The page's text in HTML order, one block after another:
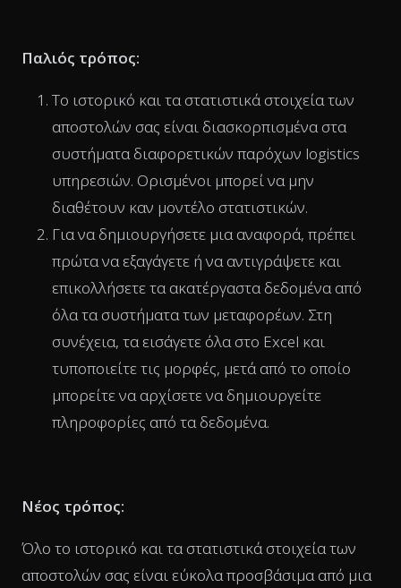
Παλιός τρόπος:
Το ιστορικό και τα στατιστικά στοιχεία των
αποστολών σας είναι διασκορπισμένα στα
συστήματα διαφορετικών παρόχων logistics
υπηρεσιών. Ορισμένοι μπορεί να μην
διαθέτουν καν μοντέλο στατιστικών.
Για να δημιουργήσετε μια αναφορά, πρέπει
πρώτα να εξαγάγετε ή να αντιγράψετε και
επικολλήσετε τα ακατέργαστα δεδομένα από
όλα τα συστήματα των μεταφορέων. Στη
συνέχεια, τα εισάγετε όλα στο Excel και
τυποποιείτε τις μορφές, μετά από το οποίο
μπορείτε να αρχίσετε να δημιουργείτε
πληροφορίες από τα δεδομένα.
Νέος τρόπος:
Όλο το ιστορικό και τα στατιστικά στοιχεία των
αποστολών σας είναι εύκολα προσβάσιμα από μια